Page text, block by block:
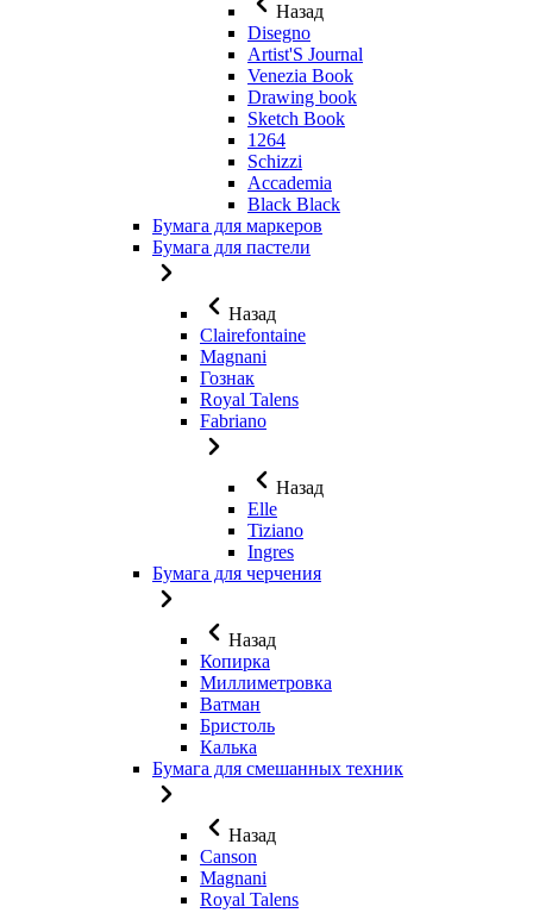
Назад
Disegno
Artist'S Journal
Venezia Book
Drawing book
Sketch Book
1264
Schizzi
Accademia
Black Black
Бумага для маркеров
Бумага для пастели
Назад
Clairefontaine
Magnani
Гознак
Royal Talens
Fabriano
Назад
Elle
Tiziano
Ingres
Бумага для черчения
Назад
Копирка
Миллиметровка
Ватман
Бристоль
Калька
Бумага для смешанных техник
Назад
Canson
Magnani
Royal Talens